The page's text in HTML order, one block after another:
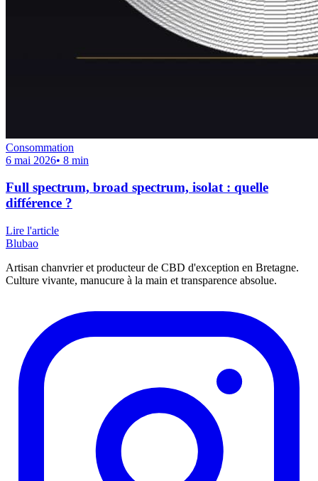
Consommation
6 mai 2026• 8 min
Full spectrum, broad spectrum, isolat : quelle
différence ?
Lire l'article
Blubao
Artisan chanvrier et producteur de CBD d'exception en Bretagne.
Culture vivante, manucure à la main et transparence absolue.